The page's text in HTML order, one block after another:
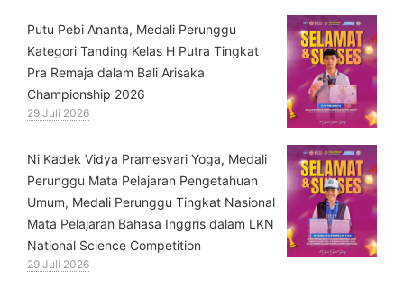
Putu Pebi Ananta, Medali Perunggu
Kategori Tanding Kelas H Putra Tingkat
Pra Remaja dalam Bali Arisaka
Championship 2026
29 Juli 2026
⁠Ni Kadek Vidya Pramesvari Yoga, Medali
Perunggu Mata Pelajaran Pengetahuan
Umum, Medali Perunggu Tingkat Nasional
Mata Pelajaran Bahasa Inggris dalam LKN
National Science Competition
29 Juli 2026